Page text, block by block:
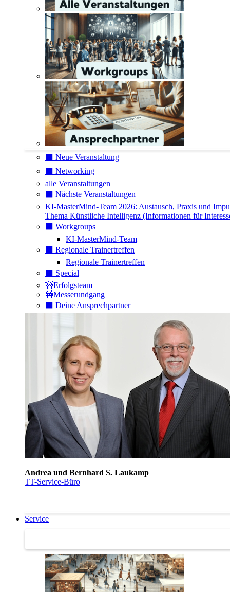
⬛️ Neue Veranstaltung
⬛️ Networking
alle Veranstaltungen
⬛️ Nächste Veranstaltungen
KI-MasterMind-Team 2026: Austausch, Praxis und
Thema Künstliche Intelligenz (Informationen für
⬛️ Workgroups
KI-MasterMind-Team
⬛️ Regionale Trainertreffen
Regionale Trainertreffen
⬛️ Special
🚧Erfolgsteam
🚧Messerundgang
⬛️ Deine Ansprechpartner
Andrea und Bernhard S. Laukamp
TT-Service-Büro
Service